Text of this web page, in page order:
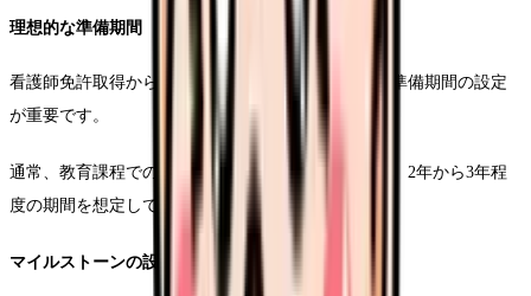
理想的な準備期間
看護師免許取得から保健師資格取得までの計画的な準備期間の設定
が重要です。
通常、教育課程での学習と国家試験の準備を含めて、2年から3年程
度の期間を想定しておくことをお勧めします。
マイルストーンの設定